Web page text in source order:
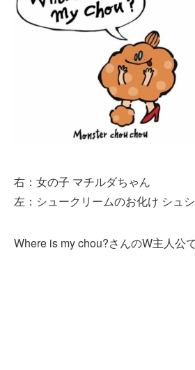
右：女の子 マチルダちゃん
左：シュークリームのお化け シュ
Where is my chou?さんのW主人公で